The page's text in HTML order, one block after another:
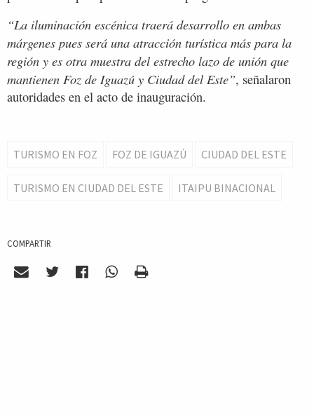
“La iluminación escénica traerá desarrollo en ambas
márgenes pues será una atracción turística más para la
región y es otra muestra del estrecho lazo de unión que
mantienen Foz de Iguazú y Ciudad del Este”, señalaron
autoridades en el acto de inauguración.
TURISMO EN FOZ FOZ DE IGUAZÚ CIUDAD DEL ESTE
TURISMO EN CIUDAD DEL ESTE ITAIPU BINACIONAL
COMPARTIR